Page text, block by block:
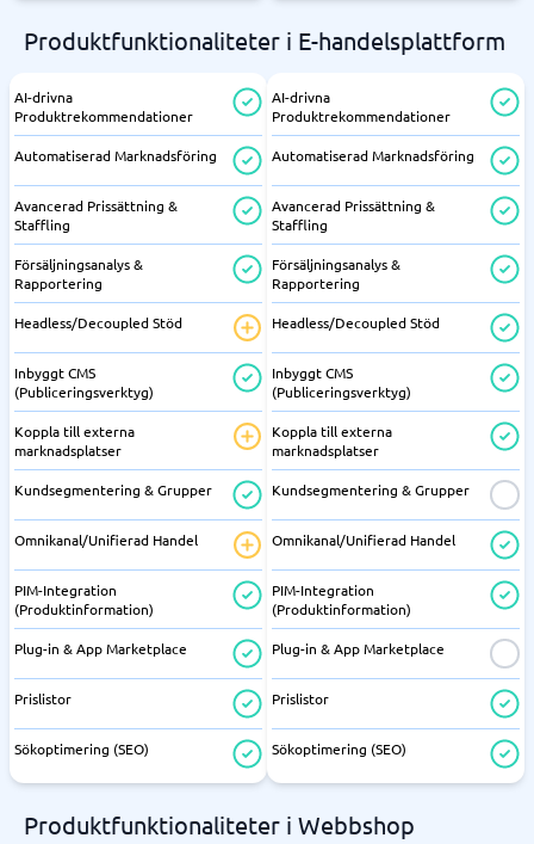
Produktfunktionaliteter i E-handelsplattform
AI-drivna
Produktrekommendationer
Automatiserad Marknadsföring
Avancerad Prissättning &
Staffling
Försäljningsanalys &
Rapportering
Headless/Decoupled Stöd
Inbyggt CMS
(Publiceringsverktyg)
Koppla till externa
marknadsplatser
Kundsegmentering & Grupper
Omnikanal/Unifierad Handel
PIM-Integration
(Produktinformation)
Plug-in & App Marketplace
Prislistor
Sökoptimering (SEO)
AI-drivna
Produktrekommendationer
Automatiserad Marknadsföring
Avancerad Prissättning &
Staffling
Försäljningsanalys &
Rapportering
Headless/Decoupled Stöd
Inbyggt CMS
(Publiceringsverktyg)
Koppla till externa
marknadsplatser
Kundsegmentering & Grupper
Omnikanal/Unifierad Handel
PIM-Integration
(Produktinformation)
Plug-in & App Marketplace
Prislistor
Sökoptimering (SEO)
Produktfunktionaliteter i Webbshop